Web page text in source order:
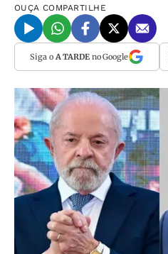
OUÇA COMPARTILHE
Siga o A TARDEno Google